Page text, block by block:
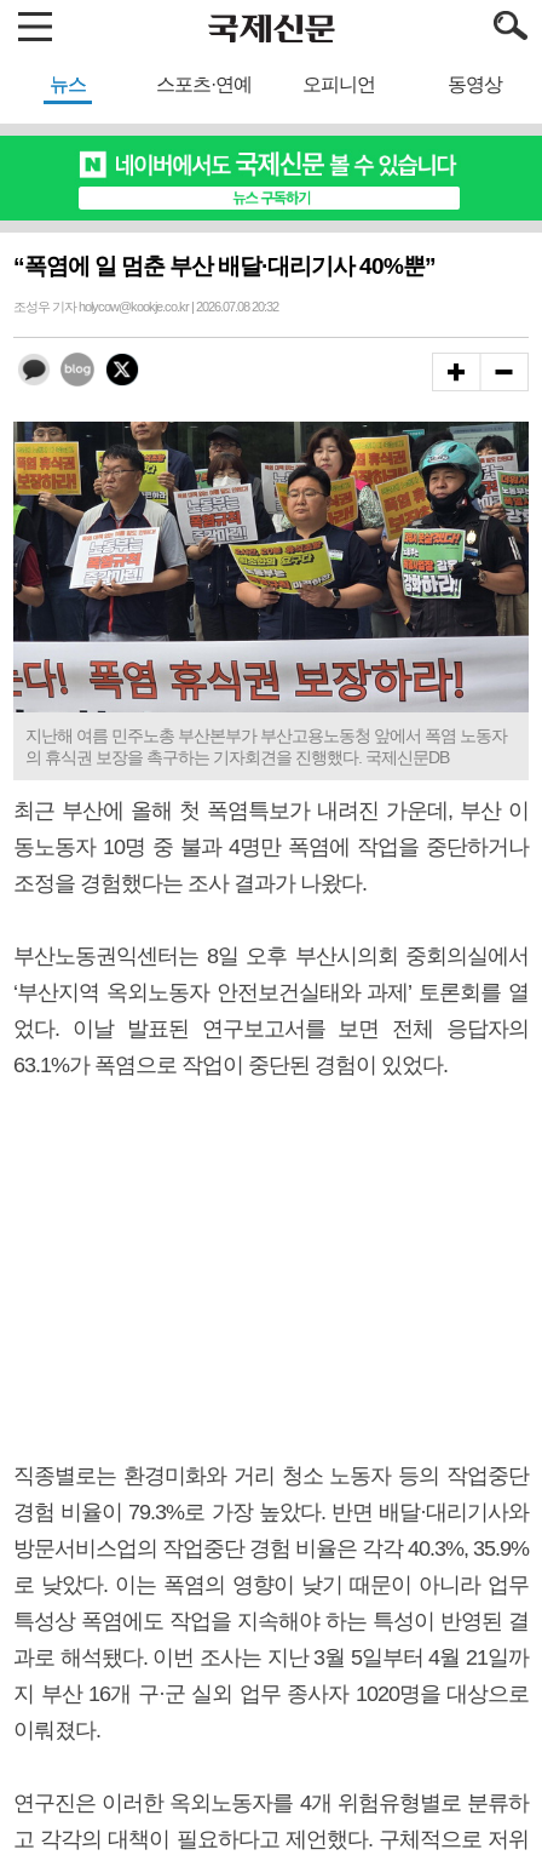
뉴스 스포츠·연예 오피니언 동영상
“폭염에 일 멈춘 부산 배달·대리기사 40%뿐”
조성우 기자 holycow@kookje.co.kr | 2026.07.08 20:32
지난해 여름 민주노총 부산본부가 부산고용노동청 앞에서 폭염 노동자
의 휴식권 보장을 촉구하는 기자회견을 진행했다. 국제신문DB
최근 부산에 올해 첫 폭염특보가 내려진 가운데, 부산 이
동노동자 10명 중 불과 4명만 폭염에 작업을 중단하거나
조정을 경험했다는 조사 결과가 나왔다.
부산노동권익센터는 8일 오후 부산시의회 중회의실에서
‘부산지역 옥외노동자 안전보건실태와 과제’ 토론회를 열
었다. 이날 발표된 연구보고서를 보면 전체 응답자의
63.1%가 폭염으로 작업이 중단된 경험이 있었다.
직종별로는 환경미화와 거리 청소 노동자 등의 작업중단
경험 비율이 79.3%로 가장 높았다. 반면 배달·대리기사와
방문서비스업의 작업중단 경험 비율은 각각 40.3%, 35.9%
로 낮았다. 이는 폭염의 영향이 낮기 때문이 아니라 업무
특성상 폭염에도 작업을 지속해야 하는 특성이 반영된 결
과로 해석됐다. 이번 조사는 지난 3월 5일부터 4월 21일까
지 부산 16개 구·군 실외 업무 종사자 1020명을 대상으로
이뤄졌다.
연구진은 이러한 옥외노동자를 4개 위험유형별로 분류하
고 각각의 대책이 필요하다고 제언했다. 구체적으로 저위